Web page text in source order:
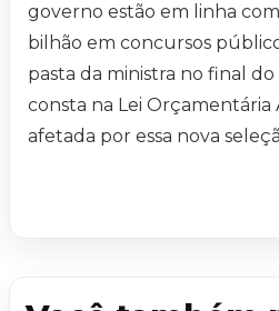
governo estão em linha com
bilhão em concursos
pasta da ministra no final do
consta na Lei Orçamentária
afetada por essa nova